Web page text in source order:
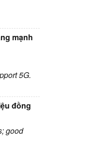
mạnh
5G.
đồng
good